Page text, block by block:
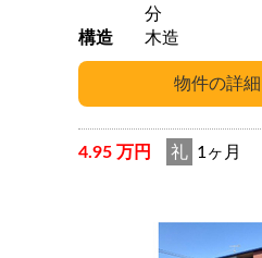
分
構造
木造
4.95 万円 礼 1ヶ月